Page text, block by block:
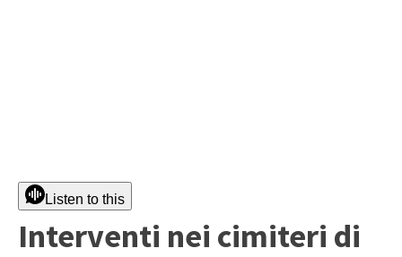
Listen to this
Interventi nei cimiteri di